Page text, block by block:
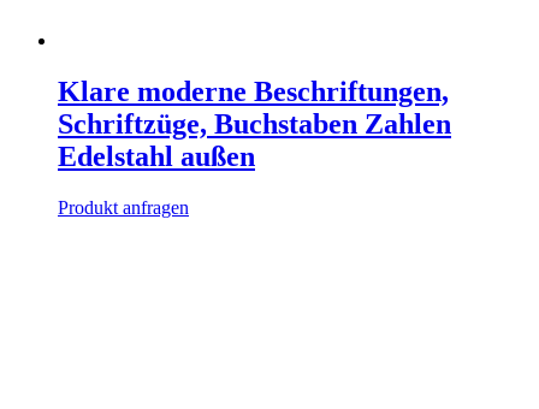
Klare moderne Beschriftungen,
Schriftzüge, Buchstaben Zahlen
Edelstahl außen
Produkt anfragen